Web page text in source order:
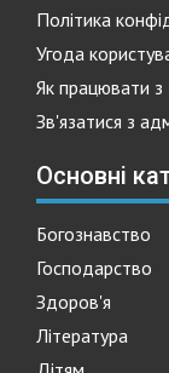
Політика
Угода
Як працювати з
Зв'язатися з
Основні
Богознавство
Господарство
Здоров'я
Література